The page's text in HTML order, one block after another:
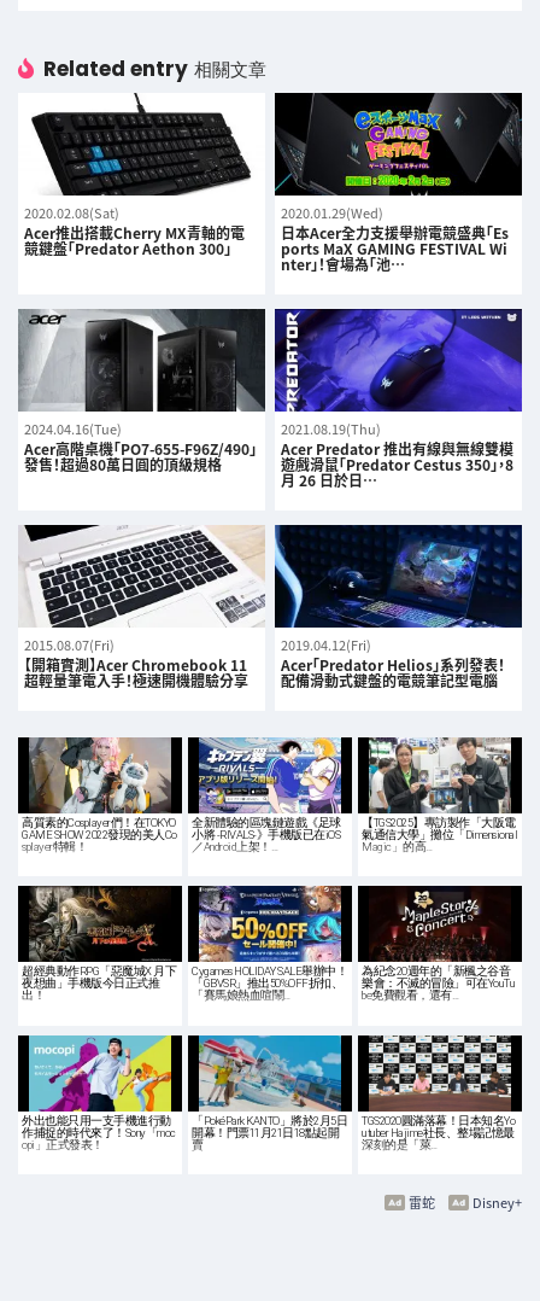
Related entry 相關文章
2020.02.08(Sat)
Acer推出搭載Cherry MX青軸的電
競鍵盤「Predator Aethon 300」
2020.01.29(Wed)
日本Acer全力支援舉辦電競盛典「Es
ports MaX GAMING FESTIVAL Wi
nter」！會場為「池…
2024.04.16(Tue)
Acer高階桌機「PO7-655-F96Z/490」
發售！超過80萬日圓的頂級規格
2021.08.19(Thu)
Acer Predator 推出有線與無線雙模
遊戲滑鼠「Predator Cestus 350」，8
月 26 日於日…
2015.08.07(Fri)
【開箱實測】Acer Chromebook 11
超輕量筆電入手！極速開機體驗分享
2019.04.12(Fri)
Acer「Predator Helios」系列發表！
配備滑動式鍵盤的電競筆記型電腦
高質素的Cosplayer們！在TOKYO
GAME SHOW 2022發現的美人Co
splayer特輯！
全新體驗的區塊鏈遊戲《足球
小將 -RIVALS-》手機版已在iOS
／Android上架！…
【TGS2025】專訪製作「大阪電
氣通信大學」攤位「Dimensional
Magic」的高…
超經典動作RPG「惡魔城X 月下
夜想曲」手機版今日正式推
出！
Cygames HOLIDAY SALE舉辦中！
「GBVSR」推出50%OFF折扣、
「賽馬娘熱血喧鬧…
為紀念20週年的「新楓之谷音
樂會：不滅的冒險」可在YouTu
be免費觀看，還有…
外出也能只用一支手機進行動
作捕捉的時代來了！Sony「moc
opi」正式發表！
「PokéPark KANTO」將於2月5日
開幕！門票11月21日18點起開
賣
TGS2020圓滿落幕！日本知名Yo
utuber Hajime社長、整場記憶最
深刻的是「萊…
Disney+
雷蛇